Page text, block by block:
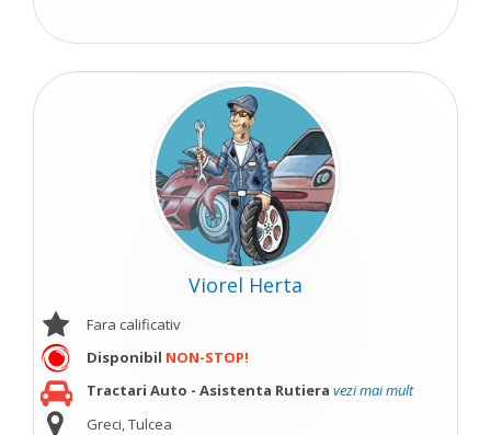
Viorel Herta
Fara calificativ
Disponibil NON-STOP!
Tractari Auto - Asistenta Rutiera vezi mai mult
Greci, Tulcea